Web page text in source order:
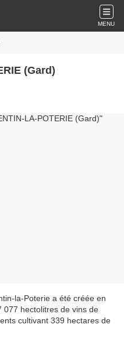
MENU
(Gard)
la-Poterie a été créée en
077 hectolitres de vins de
cultivant 339 hectares de